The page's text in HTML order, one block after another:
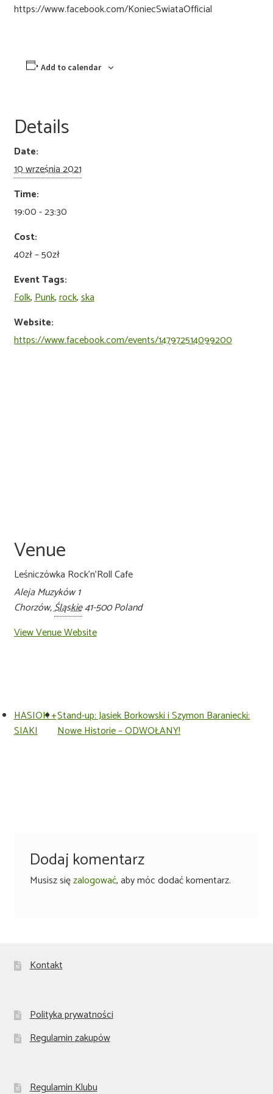
https://www.facebook.com/KoniecSwiataOfficial
Add to calendar
Details
Date:
10 września 2021
Time:
19:00 - 23:30
Cost:
40zł – 50zł
Event Tags:
Folk,Punk,rock,ska
Website:
https://www.facebook.com/events/147972514099200
Venue
Leśniczówka Rock’n’Roll Cafe
Aleja Muzyków 1
Chorzów,Śląskie41-500Poland
View Venue Website
HASIOK +
SIAKI
Stand-up: Jasiek Borkowski i Szymon Baraniecki:
Nowe Historie – ODWOŁANY!
Dodaj komentarz
Musisz sięzalogować, aby móc dodać komentarz.
Kontakt
Polityka prywatności
Regulamin zakupów
Regulamin Klubu